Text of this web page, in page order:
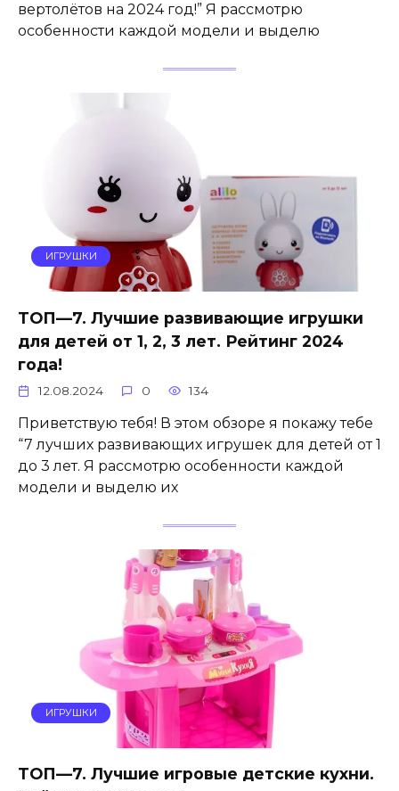
вертолётов на 2024 год!” Я рассмотрю
особенности каждой модели и выделю
ИГРУШКИ
ТОП—7. Лучшие развивающие игрушки
для детей от 1, 2, 3 лет. Рейтинг 2024
года!
12.08.2024 0 134
Приветствую тебя! В этом обзоре я покажу тебе
“7 лучших развивающих игрушек для детей от 1
до 3 лет. Я рассмотрю особенности каждой
модели и выделю их
ИГРУШКИ
ТОП—7. Лучшие игровые детские кухни.